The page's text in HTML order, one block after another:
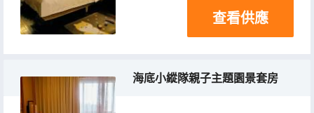
查看供應
海底小縱隊親子主題園景套房